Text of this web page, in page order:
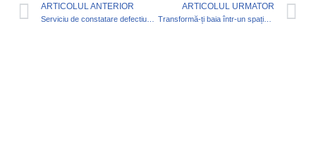
ARTICOLUL ANTERIOR ARTICOLUL URMATOR
Transformă-ți baia într-un spațiu de relaxare cu instalatorul profesionist pentru montaj cada